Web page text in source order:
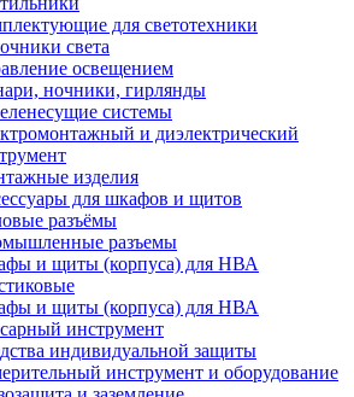
для светотехники
света
освещением
ночники, гирлянды
системы
и диэлектрический
изделия
для шкафов и щитов
разъёмы
разъемы
и щиты (корпуса) для НВА
и щиты (корпуса) для НВА
инструмент
индивидуальной защиты
инструмент и оборудование